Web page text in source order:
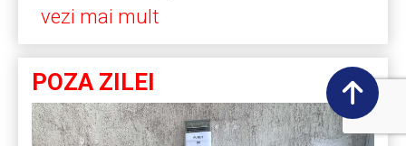
vezi mai mult
POZA ZILEI